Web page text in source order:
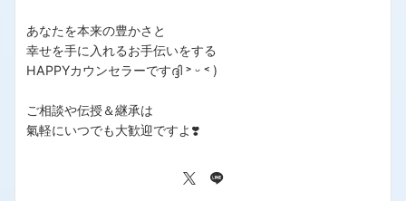
あなたを本来の豊かさと
幸せを手に入れるお手伝いをする
HAPPYカウンセラーですദ്ദി ˃ ᵕ ˂ )
ご相談や伝授＆継承は
氣軽にいつでも大歓迎ですよ❣️